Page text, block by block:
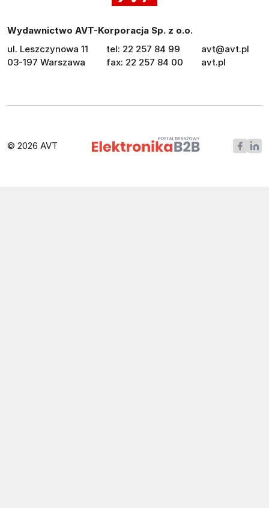
Wydawnictwo AVT-Korporacja Sp. z o.o.
ul. Leszczynowa 11
03-197 Warszawa
tel: 22 257 84 99
fax: 22 257 84 00
avt@avt.pl
avt.pl
© 2026 AVT